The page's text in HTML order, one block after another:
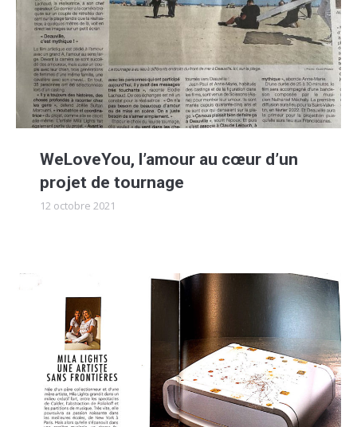
WeLoveYou, l’amour au cœur d’un
projet de tournage
12 octobre 2021